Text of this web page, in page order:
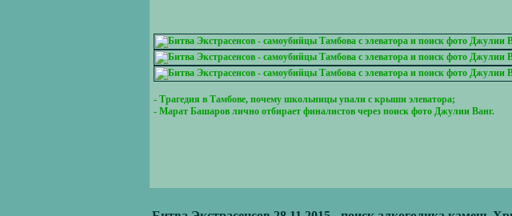
- Трагедия в Тамбове, почему школьницы упали с крыши элеватора;
- Марат Башаров лично отбирает финалистов через поиск фото Джулии Ванг.